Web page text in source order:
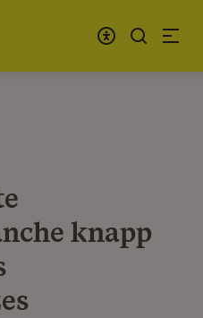
knapp